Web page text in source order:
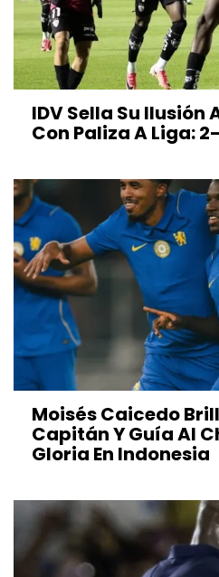
IDV Sella Su
Con Paliza A Liga:
Moisés Caicedo
Capitán Y Guía Al
Gloria En Indonesia